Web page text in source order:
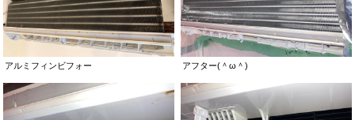
アルミフィンビフォー アフター(＾ω＾)